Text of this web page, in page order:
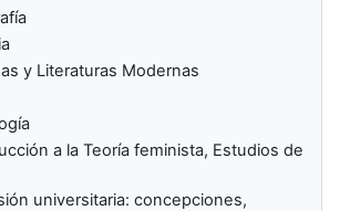
y Literaturas Modernas
a la Teoría feminista, Estudios de
universitaria: concepciones,